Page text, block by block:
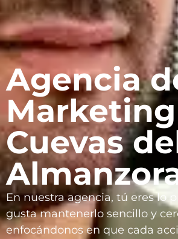
Agencia
Cuevas
En nuestra agencia, tú eres lo
gusta mantenerlo sencillo y
enfocándonos en que cada